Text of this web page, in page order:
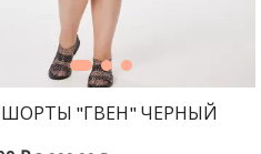
ШОРТЫ "ГВЕН" ЧЕРНЫЙ